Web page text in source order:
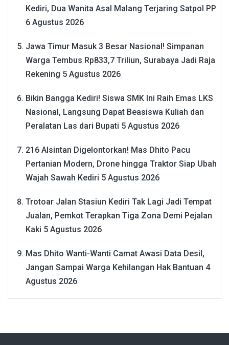
Kediri, Dua Wanita Asal Malang Terjaring Satpol PP
6 Agustus 2026
Jawa Timur Masuk 3 Besar Nasional! Simpanan
Warga Tembus Rp833,7 Triliun, Surabaya Jadi Raja
Rekening 5 Agustus 2026
Bikin Bangga Kediri! Siswa SMK Ini Raih Emas LKS
Nasional, Langsung Dapat Beasiswa Kuliah dan
Peralatan Las dari Bupati 5 Agustus 2026
216 Alsintan Digelontorkan! Mas Dhito Pacu
Pertanian Modern, Drone hingga Traktor Siap Ubah
Wajah Sawah Kediri 5 Agustus 2026
Trotoar Jalan Stasiun Kediri Tak Lagi Jadi Tempat
Jualan, Pemkot Terapkan Tiga Zona Demi Pejalan
Kaki 5 Agustus 2026
Mas Dhito Wanti-Wanti Camat Awasi Data Desil,
Jangan Sampai Warga Kehilangan Hak Bantuan 4
Agustus 2026